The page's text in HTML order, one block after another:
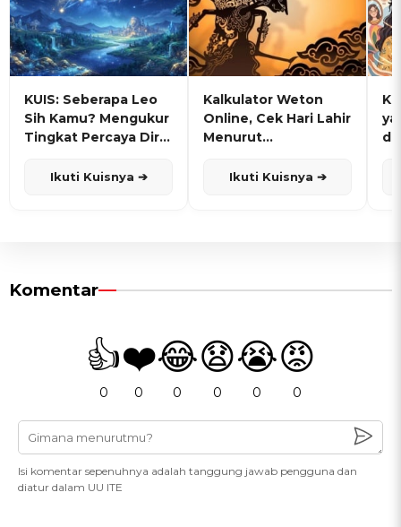
KUIS: Seberapa Leo
Sih Kamu? Mengukur
Tingkat Percaya Diri
Ikuti Kuisnya ➔
Kalkulator Weton
Online, Cek Hari Lahir
Menurut
Ikuti Kuisnya ➔
Komentar
👍
0
❤️
0
😂
0
😧
0
😭
0
😡
0
Isi komentar sepenuhnya adalah tanggung jawab pengguna dan
diatur dalam UU ITE